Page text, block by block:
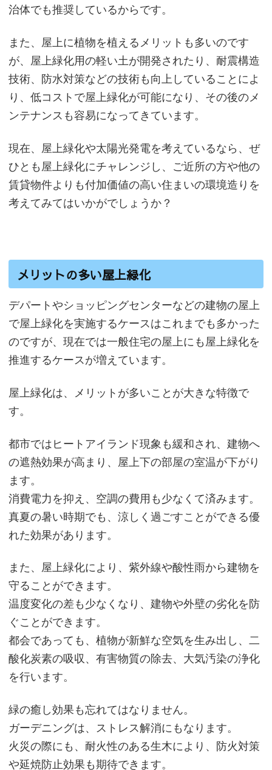
治体でも推奨しているからです。
また、屋上に植物を植えるメリットも多いのです
が、屋上緑化用の軽い土が開発されたり、耐震構造
技術、防水対策などの技術も向上していることによ
り、低コストで屋上緑化が可能になり、その後のメ
ンテナンスも容易になってきています。
現在、屋上緑化や太陽光発電を考えているなら、ぜ
ひとも屋上緑化にチャレンジし、ご近所の方や他の
賃貸物件よりも付加価値の高い住まいの環境造りを
考えてみてはいかがでしょうか？
メリットの多い屋上緑化
デパートやショッピングセンターなどの建物の屋上
で屋上緑化を実施するケースはこれまでも多かった
のですが、現在では一般住宅の屋上にも屋上緑化を
推進するケースが増えています。
屋上緑化は、メリットが多いことが大きな特徴で
す。
都市ではヒートアイランド現象も緩和され、建物へ
の遮熱効果が高まり、屋上下の部屋の室温が下がり
ます。
消費電力を抑え、空調の費用も少なくて済みます。
真夏の暑い時期でも、涼しく過ごすことができる優
れた効果があります。
また、屋上緑化により、紫外線や酸性雨から建物を
守ることができます。
温度変化の差も少なくなり、建物や外壁の劣化を防
ぐことができます。
都会であっても、植物が新鮮な空気を生み出し、二
酸化炭素の吸収、有害物質の除去、大気汚染の浄化
を行います。
緑の癒し効果も忘れてはなりません。
ガーデニングは、ストレス解消にもなります。
火災の際にも、耐火性のある生木により、防火対策
や延焼防止効果も期待できます。